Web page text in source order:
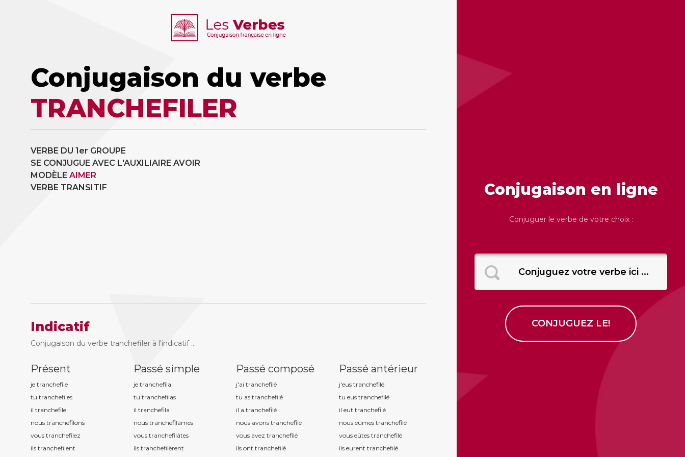
Conjugaison du verbe
TRANCHEFILER
VERBE DU 1er GROUPE
SE CONJUGUE AVEC L'AUXILIAIRE AVOIR
MODÈLE AIMER
VERBE TRANSITIF
Indicatif
Conjugaison du verbe tranchefiler à l'indicatif ...
Présent
je tranchefile
tu tranchefiles
il tranchefile
nous tranchefilons
vous tranchefilez
ils tranchefilent
Passé simple
je tranchefilai
tu tranchefilas
il tranchefila
nous tranchefilâmes
vous tranchefilâtes
ils tranchefilèrent
Passé composé
j'ai tranchefilé
tu as tranchefilé
il a tranchefilé
nous avons tranchefilé
vous avez tranchefilé
ils ont tranchefilé
Passé antérieur
j'eus tranchefilé
tu eus tranchefilé
il eut tranchefilé
nous eûmes tranchefilé
vous eûtes tranchefilé
ils eurent tranchefilé
Conjugaison en ligne
Conjuguer le verbe de votre choix :